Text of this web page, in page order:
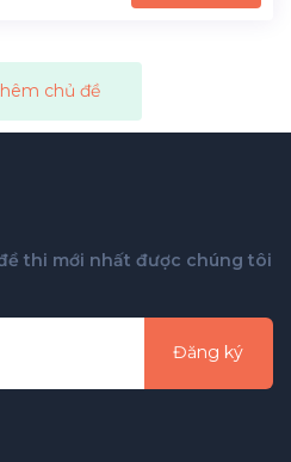
chủ đề
thi mới nhất được chúng tôi
Đăng ký